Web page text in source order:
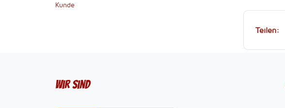
Teilen:
Kunde
Wir sind